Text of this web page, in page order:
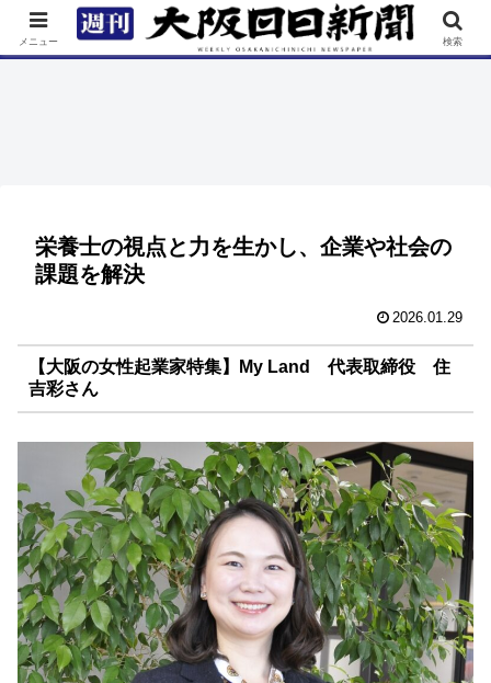
TOP 特集 ニュース 連載 街ネタ イベント
栄養士の視点と力を生かし、企業や社会の
課題を解決
2026.01.29
【大阪の女性起業家特集】My Land 代表取締役 住
吉彩さん
メニュー 検索